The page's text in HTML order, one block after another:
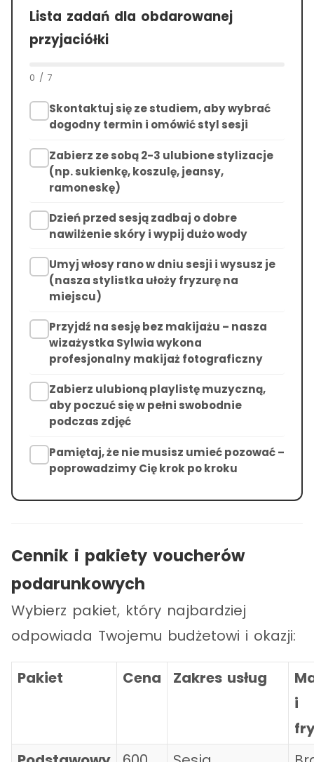
Lista zadań dla obdarowanej
przyjaciółki
0 / 7
Skontaktuj się ze studiem, aby wybrać
dogodny termin i omówić styl sesji
Zabierz ze sobą 2-3 ulubione stylizacje
(np. sukienkę, koszulę, jeansy,
ramoneskę)
Dzień przed sesją zadbaj o dobre
nawilżenie skóry i wypij dużo wody
Umyj włosy rano w dniu sesji i wysusz je
(nasza stylistka ułoży fryzurę na
miejscu)
Przyjdź na sesję bez makijażu – nasza
wizażystka Sylwia wykona
profesjonalny makijaż fotograficzny
Zabierz ulubioną playlistę muzyczną,
aby poczuć się w pełni swobodnie
podczas zdjęć
Pamiętaj, że nie musisz umieć pozować –
poprowadzimy Cię krok po kroku
Cennik i pakiety voucherów
podarunkowych
Wybierz pakiet, który najbardziej
odpowiada Twojemu budżetowi i okazji:
Pakiet Cena Zakres usług
i